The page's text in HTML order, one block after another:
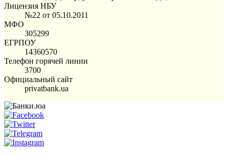
Лицензия НБУ
№22 от 05.10.2011
МФО
305299
ЕГРПОУ
14360570
Телефон горячей линии
3700
Официальный сайт
privatbank.ua